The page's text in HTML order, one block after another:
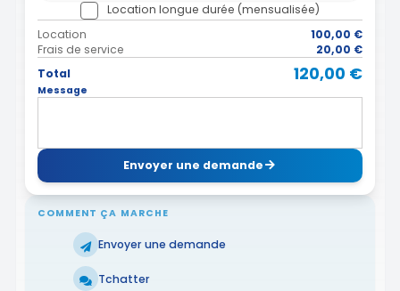
Location longue durée (mensualisée)
Location
100,00 €
Frais de service
20,00 €
Total
120,00 €
Message
Envoyer une demande
COMMENT ÇA MARCHE
Envoyer une demande
Tchatter